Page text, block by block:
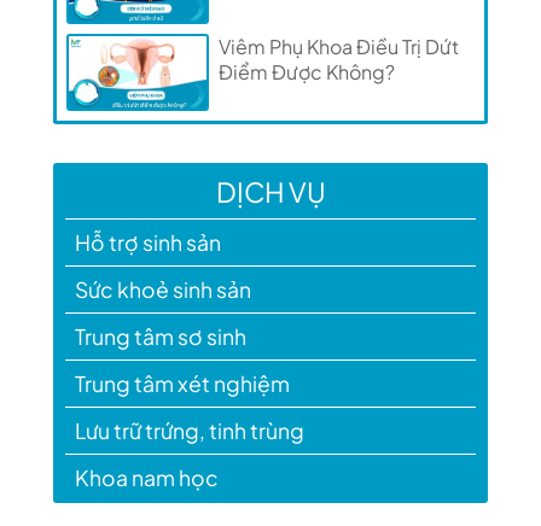
Viêm Phụ Khoa Điều Trị Dứt
Điểm Được Không?
DỊCH VỤ
Hỗ trợ sinh sản
Sức khoẻ sinh sản
Trung tâm sơ sinh
Trung tâm xét nghiệm
Lưu trữ trứng, tinh trùng
Khoa nam học